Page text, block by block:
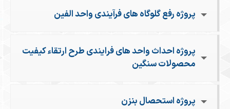
پروژه رفع گلوگاه های فرآیندی واحد الفین
پروژه احداث واحد های فرایندی طرح ارتقاء کیفیت
محصولات سنگین
پروژه استحصال بنزن